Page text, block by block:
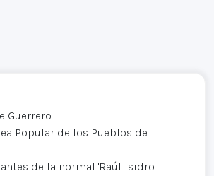
Guerrero.
Popular de los Pueblos de
de la normal 'Raúl Isidro